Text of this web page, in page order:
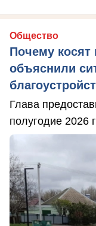
Общество
Почему косят
объяснили
Глава
полугодие 2026